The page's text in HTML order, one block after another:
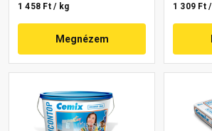
1 458 Ft / kg
Megnézem
1 309 Ft